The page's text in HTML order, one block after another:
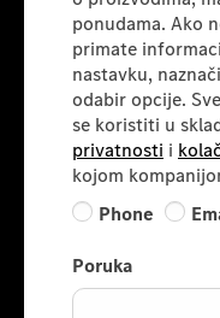
ponudama. Ako
primate
nastavku,
odabir opcije.
se koristiti u
privatnosti i
kojom
Phone
Poruka